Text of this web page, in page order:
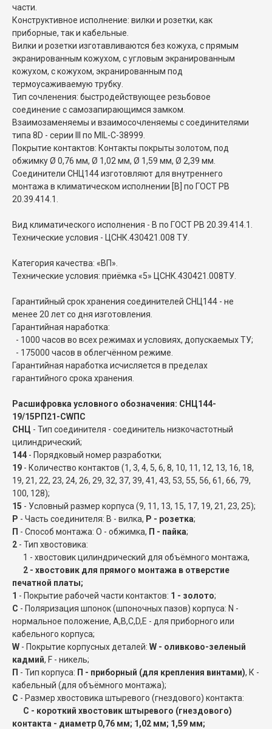
части.
Конструктивное исполнение: вилки и розетки, как
приборные, так и кабельные.
Вилки и розетки изготавливаются без кожуха, с прямым
экранированным кожухом, с угловым экранированным
кожухом, с кожухом, экранированным под
термоусаживаемую трубку.
Тип сочленения: быстродействующее резьбовое
соединение с самозапирающимся замком.
Взаимозаменяемы и взаимосочленяемы с соединителями
типа 8D - серии III по MIL-C-38999.
Покрытие контактов: Контакты покрыты золотом, под
обжимку Ø 0,76 мм, Ø 1,02 мм, Ø 1,59 мм, Ø 2,39 мм.
Соединители СНЦ144 изготовляют для внутреннего
монтажа в климатическом исполнении [В] по ГОСТ РВ
20.39.414.1.
Вид климатического исполнения - В по ГОСТ РВ 20.39.414.1.
Технические условия - ЦСНК.430421.008 ТУ.
Категория качества: «ВП».
Технические условия: приёмка «5» ЦСНК.430421.008ТУ.
Гарантийный срок хранения соединителей СНЦ144 - не
менее 20 лет со дня изготовления.
Гарантийная наработка:
- 1000 часов во всех режимах и условиях, допускаемых ТУ;
- 175000 часов в облегчённом режиме.
Гарантийная наработка исчисляется в пределах
гарантийного срока хранения.
Расшифровка условного обозначения: СНЦ144-
19/15РП21-CWПC
СНЦ - Тип соединителя - соединитель низкочастотный
цилиндрический;
144 - Порядковый номер разработки;
19 - Количество контактов (1, 3, 4, 5, 6, 8, 10, 11, 12, 13, 16, 18,
19, 21, 22, 23, 24, 26, 29, 32, 37, 39, 41, 43, 53, 55, 56, 61, 66, 79,
100, 128);
15 - Условный размер корпуса (9, 11, 13, 15, 17, 19, 21, 23, 25);
Р - Часть соединителя: В - вилка, Р - розетка;
П - Способ монтажа: О - обжимка, П - пайка;
2 - Тип хвостовика:
1 - хвостовик цилиндрический для объёмного монтажа,
2 - хвостовик для прямого монтажа в отверстие
печатной платы;
1 - Покрытие рабочей части контактов: 1 - золото;
C - Поляризация шпонок (шпоночных пазов) корпуса: N -
нормальное положение, A,B,C,D,E - для приборного или
кабельного корпуса;
W - Покрытие корпусных деталей: W - оливково-зеленый
кадмий, F - никель;
П - Тип корпуса: П - приборный (для крепления винтами), К -
кабельный (для объёмного монтажа);
C - Размер хвостовика штыревого (гнездового) контакта:
C - короткий хвостовик штыревого (гнездового)
контакта - диаметр 0,76 мм; 1,02 мм; 1,59 мм;